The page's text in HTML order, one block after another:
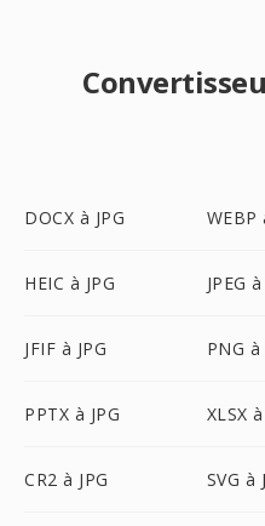
DOCX à JPG WEBP
HEIC à JPG JPEG
JFIF à JPG PNG à
PPTX à JPG XLSX
CR2 à JPG SVG à